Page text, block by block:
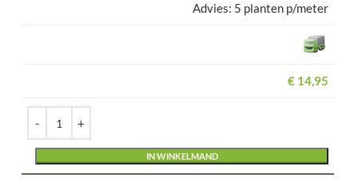
5 planten p/meter
€ 14,95
IN WINKELMAND